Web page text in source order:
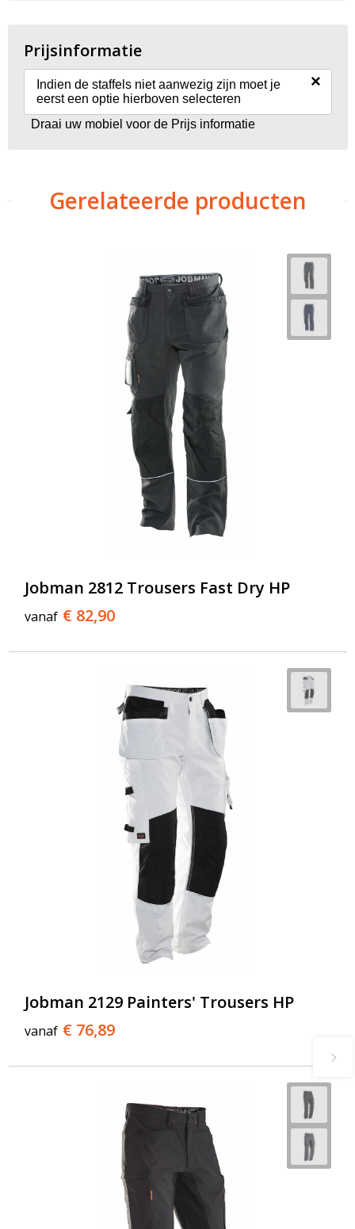
Prijsinformatie
Indien de staffels niet aanwezig zijn moet je
eerst een optie hierboven selecteren
×
Draai uw mobiel voor de Prijs informatie
Gerelateerde producten
Jobman 2812 Trousers Fast Dry HP
vanaf € 82,90
Jobman 2129 Painters' Trousers HP
vanaf € 76,89